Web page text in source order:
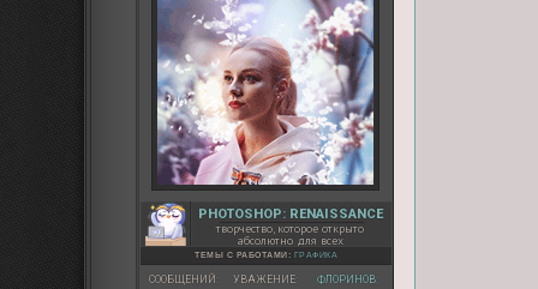
PHOTOSHOP: RENAISSANCE
творчество, которое открыто
абсолютно для всех
ТЕМЫ С РАБОТАМИ: ГРАФИКА
СООБЩЕНИЙ:
УВАЖЕНИЕ:
ФЛОРИНОВ: